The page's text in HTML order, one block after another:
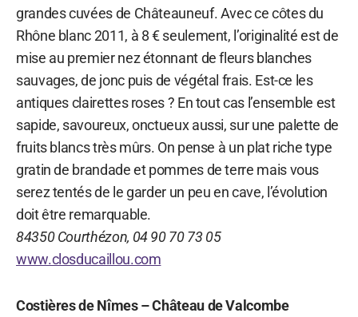
grandes cuvées de Châteauneuf. Avec ce côtes du
Rhône blanc 2011, à 8 € seulement, l’originalité est de
mise au premier nez étonnant de fleurs blanches
sauvages, de jonc puis de végétal frais. Est-ce les
antiques clairettes roses ? En tout cas l’ensemble est
sapide, savoureux, onctueux aussi, sur une palette de
fruits blancs très mûrs. On pense à un plat riche type
gratin de brandade et pommes de terre mais vous
serez tentés de le garder un peu en cave, l’évolution
doit être remarquable.
84350 Courthézon, 04 90 70 73 05
www.closducaillou.com
Costières de Nîmes – Château de Valcombe